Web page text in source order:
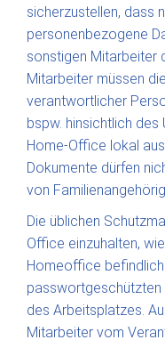
sicherzustellen, dass
personenbezogene
sonstigen Mitarbeiter
Mitarbeiter müssen
verantwortlicher
bspw. hinsichtlich des
Home-Office lokal
Dokumente dürfen
von
Die üblichen
Office einzuhalten,
Homeoffice
passwortgeschützten
des Arbeitsplatzes.
Mitarbeiter vom